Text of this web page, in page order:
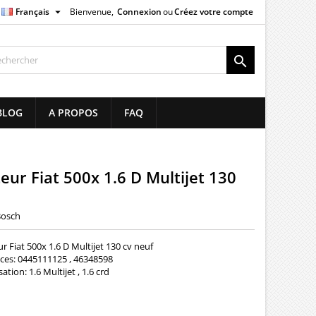
Bienvenue, ConnexionouCréez votre compte
Français 

A PROPOS FAQ
Fiat 500x 1.6 D Multijet 130
Fiat 500x 1.6 D Multijet 130 cv neuf
0445111125 , 46348598
1.6 Multijet , 1.6 crd
×
list
×
×